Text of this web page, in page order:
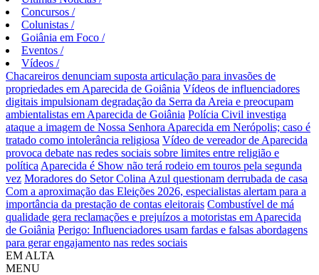
Concursos /
Colunistas /
Goiânia em Foco /
Eventos /
Vídeos /
Chacareiros denunciam suposta articulação para invasões de
propriedades em Aparecida de Goiânia Vídeos de influenciadores
digitais impulsionam degradação da Serra da Areia e preocupam
ambientalistas em Aparecida de Goiânia Polícia Civil investiga
ataque a imagem de Nossa Senhora Aparecida em Nerópolis; caso é
tratado como intolerância religiosa Vídeo de vereador de Aparecida
provoca debate nas redes sociais sobre limites entre religião e
política Aparecida é Show não terá rodeio em touros pela segunda
vez Moradores do Setor Colina Azul questionam derrubada de casa
Com a aproximação das Eleições 2026, especialistas alertam para a
importância da prestação de contas eleitorais Combustível de má
qualidade gera reclamações e prejuízos a motoristas em Aparecida
de Goiânia Perigo: Influenciadores usam fardas e falsas abordagens
para gerar engajamento nas redes sociais
EM ALTA
MENU